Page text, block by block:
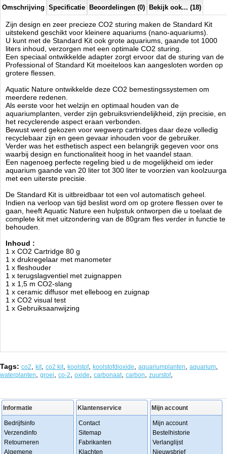
1 x Gebruiksaanwijzing
Aquatic Nature
Manufactured by:Aquatic Nature
Model: AN-02752
Product ID:
3.1247 149.96 149.96 Available from:Aquariumonderdelen.nl 2026-08-19
Pre-OrderNew
Omschrijving Specificatie Beoordelingen (0) Bekijk ook... (18)
Zijn design en zeer precieze CO2 sturing maken de Standard Kit
uitstekend geschikt voor kleinere aquariums (nano-aquariums).
U kunt met de Standard Kit ook grote aquariums, gaande tot 1000
liters inhoud, verzorgen met een optimale CO2 sturing.
Een speciaal ontwikkelde adapter zorgt ervoor dat de sturing van de
Professional of Standard Kit moeiteloos kan aangesloten worden op
grotere flessen.
Aquatic Nature ontwikkelde deze CO2 bemestingssystemen om
meerdere redenen.
Als eerste voor het welzijn en optimaal houden van de
aquariumplanten, verder zijn gebruiksvriendelijkheid, zijn precisie, en
het recyclerende aspect eraan verbonden.
Bewust werd gekozen voor wegwerp cartridges daar deze volledig
recyclebaar zijn en geen gevaar inhouden voor de gebruiker.
Verder was het esthetisch aspect een belangrijk gegeven voor ons
waarbij design en functionaliteit hoog in het vaandel staan.
Een nagenoeg perfecte regeling bied u de mogelijkheid om ieder
aquarium gaande van 20 liter tot 300 liter te voorzien van
met een uiterste precisie.
De Standard Kit is uitbreidbaar tot een vol automatisch geheel.
Indien na verloop van tijd beslist word om op grotere flessen over te
gaan, heeft Aquatic Nature een hulpstuk ontworpen die u toelaat de
complete kit met uitzondering van de 80gram fles verder in functie te
behouden.
Inhoud :
1 x CO2 Cartridge 80 g
1 x drukregelaar met manometer
1 x fleshouder
1 x terugslagventiel met zuignappen
1 x 1,5 m CO2-slang
1 x ceramic diffusor met elleboog en zuignap
1 x CO2 visual test
1 x Gebruiksaanwijzing
Tags: co2 kit co2 kit koolstof, koolstofdioxide aquariumplanten aquarium
waterplanten groei co-2 oxide carbonaat carbon zuurstof,
Informatie
Bedrijfsinfo
Verzendinfo
Retourneren
Algemene
Klantenservice
Contact
Sitemap
Fabrikanten
Klachten
Mijn account
Mijn account
Bestelhistorie
Verlanglijst
Nieuwsbrief